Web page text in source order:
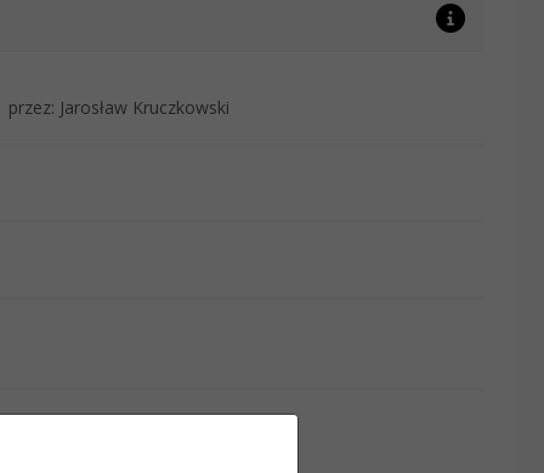
przez: Jarosław Kruczkowski